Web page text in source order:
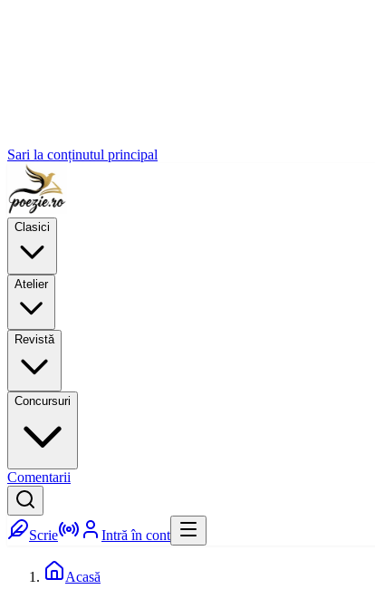
Sari la conținutul principal
Clasici
Atelier
Revistă
Concursuri
Comentarii
Scrie Intră în cont
Acasă